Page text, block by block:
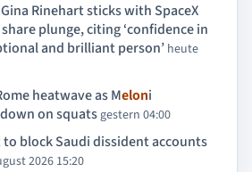
Rinehart sticks with SpaceX
plunge, citing ‘confidence in
and brilliant person’ heute
heatwave as Meloni
on squats gestern 04:00
to block Saudi dissident accounts
2026 15:20